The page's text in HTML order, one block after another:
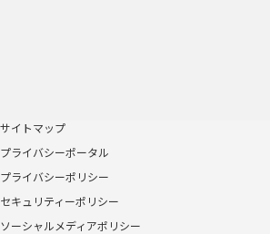
サイトマップ
プライバシーポータル
プライバシーポリシー
セキュリティーポリシー
ソーシャルメディアポリシー